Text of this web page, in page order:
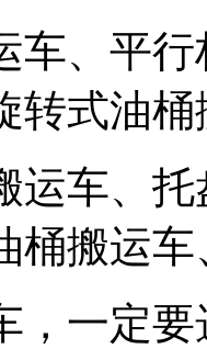
车、平
转式油
运车、
桶搬运
，一定